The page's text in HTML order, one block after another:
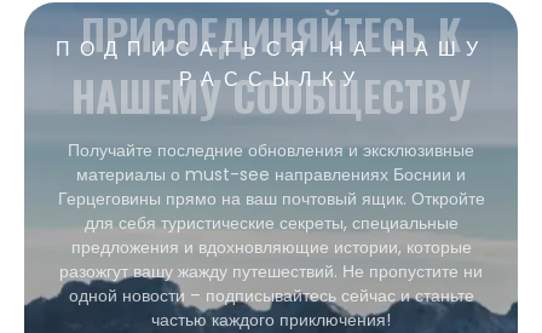
ПОДПИСАТЬСЯ НА НАШУ
РАССЫЛКУ
ПРИСОЕДИНЯЙТЕСЬ К
НАШЕМУ СООБЩЕСТВУ
Получайте последние обновления и эксклюзивные
материалы о must-see направлениях Боснии и
Герцеговины прямо на ваш почтовый ящик. Откройте
для себя туристические секреты, специальные
предложения и вдохновляющие истории, которые
разожгут вашу жажду путешествий. Не пропустите ни
одной новости – подписывайтесь сейчас и станьте
частью каждого приключения!